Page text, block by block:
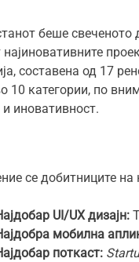
беше
најиновативните
составена од 17
10 категории, по
иновативност.
се добитниците на
UI/UX дизајн:
мобилна
поткаст: